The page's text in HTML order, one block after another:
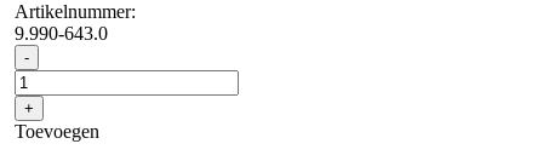
Artikelnummer:
9.990-643.0
- IVR
60/30
Sc
M
ACD
+
Toevoegen